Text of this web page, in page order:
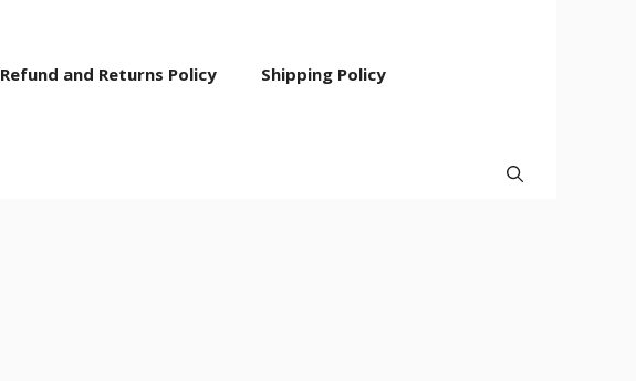
Refund and Returns Policy Shipping Policy